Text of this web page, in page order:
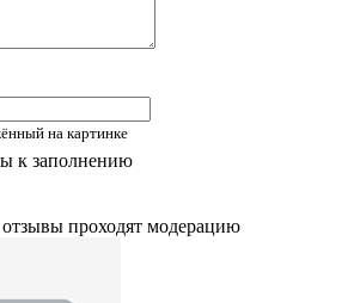
на картинке
к заполнению
проходят модерацию